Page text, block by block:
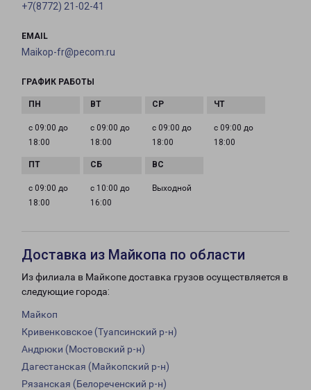
+7(8772) 21-02-41
EMAIL
Maikop-fr@pecom.ru
ГРАФИК РАБОТЫ
с 09:00 до
18:00
с 09:00 до
18:00
с 09:00 до
18:00
с 09:00 до
18:00
с 09:00 до
18:00
с 10:00 до
16:00
Выходной
Доставка из Майкопа по области
Из филиала в Майкопе доставка грузов осуществляется в
следующие города:
Майкоп
Кривенковское (Туапсинский р-н)
Андрюки (Мостовский р-н)
Дагестанская (Майкопский р-н)
Рязанская (Белореченский р-н)